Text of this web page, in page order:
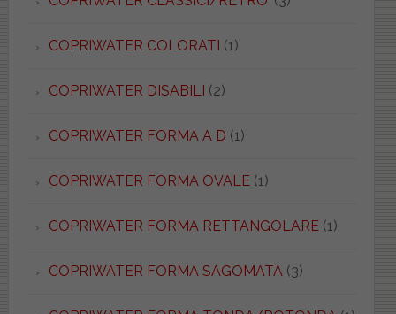
COPRIWATER COLORATI (1)
COPRIWATER DISABILI (2)
COPRIWATER FORMA A D (1)
COPRIWATER FORMA OVALE(1)
COPRIWATER FORMA RETTANGOLARE(1)
COPRIWATER FORMA SAGOMATA(3)